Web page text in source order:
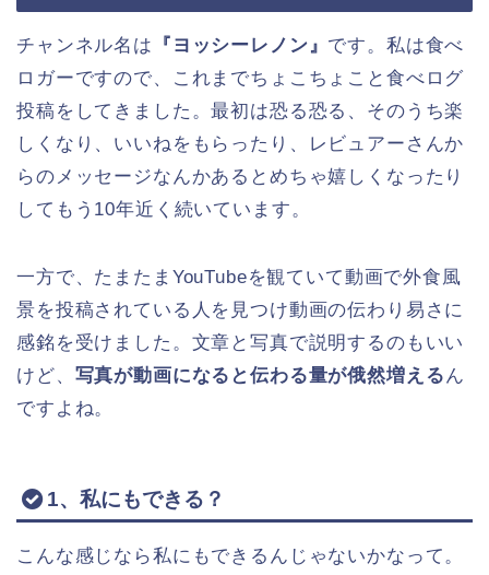
チャンネル名は 『ヨッシーレノン』 です。私は食べ
ロガーですので、これまでちょこちょこと食べログ
投稿をしてきました。最初は恐る恐る、そのうち楽
しくなり、いいねをもらったり、レビュアーさんか
らのメッセージなんかあるとめちゃ嬉しくなったり
してもう10年近く続いています。
一方で、たまたまYouTubeを観ていて動画で外食風
景を投稿されている人を見つけ動画の伝わり易さに
感銘を受けました。文章と写真で説明するのもいい
けど、 写真が動画になると伝わる量が俄然増える ん
ですよね。
1、私にもできる？
こんな感じなら私にもできるんじゃないかなって。